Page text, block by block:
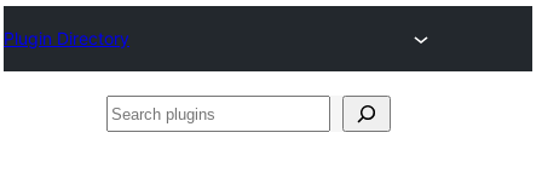
Plugin Directory
Search